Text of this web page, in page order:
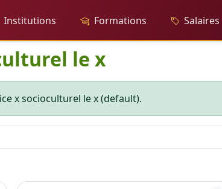
Institutions Formations Salaires
le x
x socioculturel le x (default).